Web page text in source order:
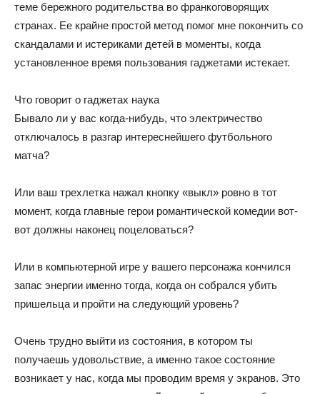
теме бережного родительства во франкоговорящих
странах. Ее крайне простой метод помог мне покончить со
скандалами и истериками детей в моменты, когда
установленное время пользования гаджетами истекает.
Что говорит о гаджетах наука
Бывало ли у вас когда-нибудь, что электричество
отключалось в разгар интереснейшего футбольного
матча?
Или ваш трехлетка нажал кнопку «выкл» ровно в тот
момент, когда главные герои романтической комедии вот-
вот должны наконец поцеловаться?
Или в компьютерной игре у вашего персонажа кончился
запас энергии именно тогда, когда он собрался убить
пришельца и пройти на следующий уровень?
Очень трудно выйти из состояния, в котором ты
получаешь удовольствие, а именно такое состояние
возникает у нас, когда мы проводим время у экранов. Это